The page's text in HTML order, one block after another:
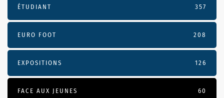
ÉTUDIANT 357
EURO FOOT 208
EXPOSITIONS 126
FACE AUX JEUNES 60